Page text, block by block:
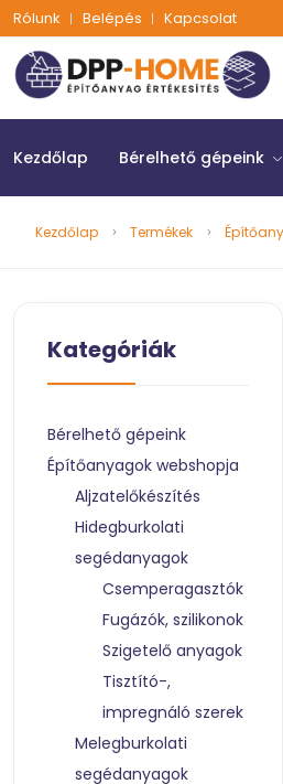
Rólunk Belépés Kapcsolat
Kezdőlap Bérelhető gépeink
Kezdőlap Termékek
Kategóriák
Bérelhető gépeink
Építőanyagok webshopja
Aljzatelőkészítés
Hidegburkolati
segédanyagok
Csemperagasztók
Fugázók, szilikonok
Szigetelő anyagok
Tisztító-,
impregnáló szerek
Melegburkolati
segédanyagok